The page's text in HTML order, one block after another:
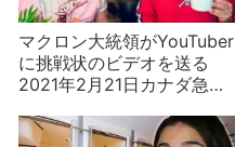
マクロン大統領がYouTuber
に挑戦状のビデオを送る
2021年2月21日カナダ急上